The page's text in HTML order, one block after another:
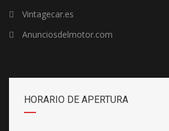
Vintagecar.es
Anunciosdelmotor.com
HORARIO DE APERTURA